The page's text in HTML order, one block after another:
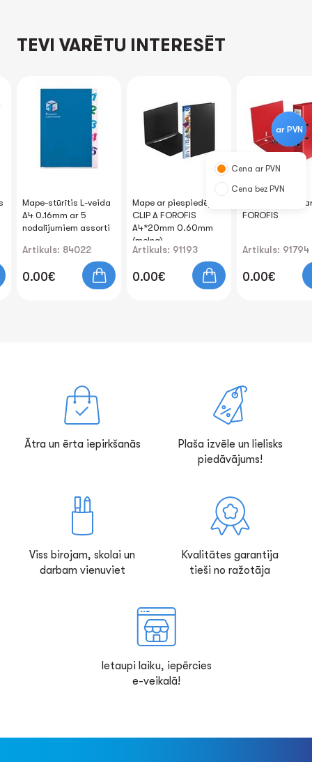
TEVI VARĒTU INTERESĒT
Mape-stūrītis L-veida
A4 0.16mm ar 5
nodalījumiem assorti
Artikuls: 84022
0.00€
Mape ar piespiedēju
CLIP А FOROFIS
A4*20mm 0.60mm
(melna)
Artikuls: 91193
0.00€
Reģistrs 8cm
FOROFIS
Artikuls: 91794
0.00€
ar PVN
Cena ar PVN
Cena bez PVN
Ātra un ērta iepirkšanās
Plaša izvēle un lielisks
piedāvājums!
Viss birojam, skolai un
darbam vienuviet
Kvalitātes garantija
tieši no ražotāja
Ietaupi laiku, iepērcies
e-veikalā!